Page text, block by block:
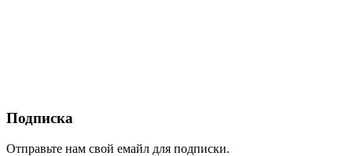
Подписка
Отправьте нам свой емайл для подписки.